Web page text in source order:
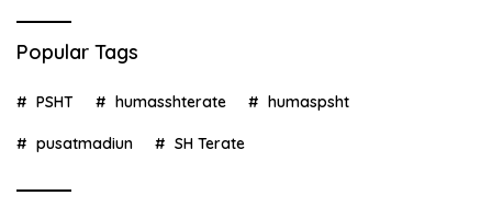
Popular Tags
PSHT humasshterate humaspsht
pusatmadiun SH Terate